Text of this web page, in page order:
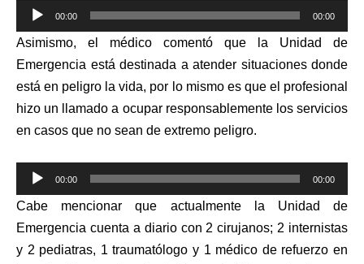
Reproductor
de
audio
00:00 00:00
Asimismo, el médico comentó que la Unidad de
Emergencia está destinada a atender situaciones donde
está en peligro la vida, por lo mismo es que el profesional
hizo un llamado a ocupar responsablemente los servicios
en casos que no sean de extremo peligro.
Reproductor
de
audio
00:00 00:00
Cabe mencionar que actualmente la Unidad de
Emergencia cuenta a diario con 2 cirujanos; 2 internistas
y 2 pediatras, 1 traumatólogo y 1 médico de refuerzo en